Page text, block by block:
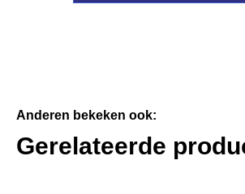
Anderen bekeken ook:
Gerelateerde